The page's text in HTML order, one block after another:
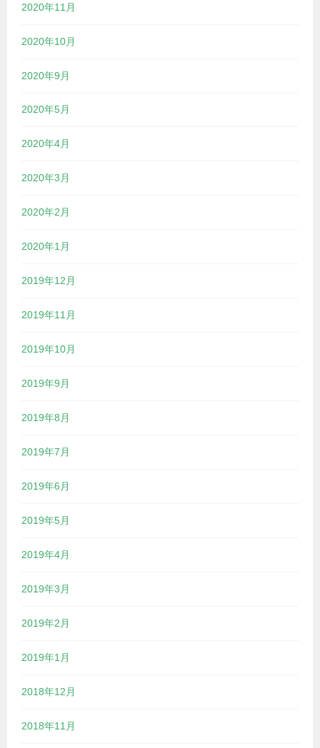
2020年11月
2020年10月
2020年9月
2020年5月
2020年4月
2020年3月
2020年2月
2020年1月
2019年12月
2019年11月
2019年10月
2019年9月
2019年8月
2019年7月
2019年6月
2019年5月
2019年4月
2019年3月
2019年2月
2019年1月
2018年12月
2018年11月